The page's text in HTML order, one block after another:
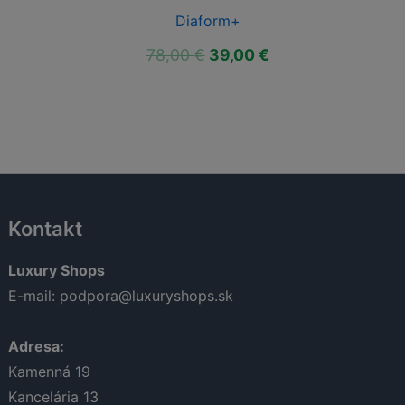
Diaform+
78,00€ Pôvodná
39,00 €Aktuálna
Kontakt
Luxury Shops
E-mail: podpora@luxuryshops.sk
Adresa:
Kamenná 19
Kancelária 13